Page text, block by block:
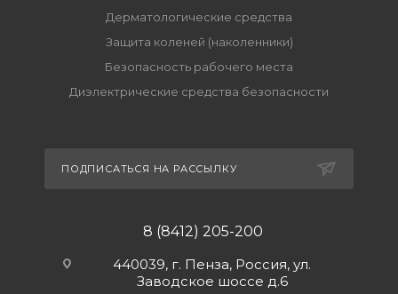
Дерматологические средства
Защита коленей (наколенники)
Безопасность рабочего места
Диэлектрические средства безопасности
ПОДПИСАТЬСЯ НА РАССЫЛКУ
8 (8412) 205-200
440039, г. Пенза, Россия, ул.
Заводское шоссе д.6